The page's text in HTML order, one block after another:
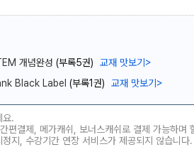
개념완성 (부록5권) 교재 맛보기 >
Black Label (부록1권) 교재 맛보기 >
요.
편결제, 메가캐쉬, 보너스캐쉬로 결제 가능하며
지, 수강기간 연장 서비스가 제공되지 않습니다.